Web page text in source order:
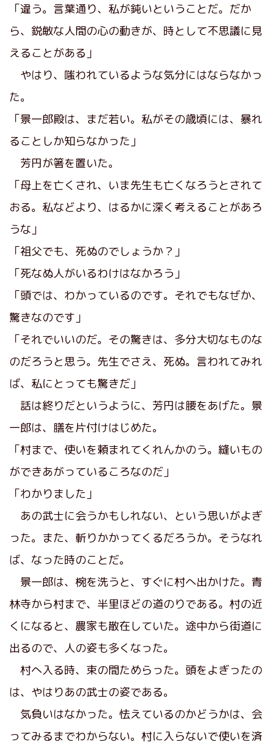
「違う。言葉通り、私が鈍いということだ。だか
ら、鋭敏な人間の心の動きが、時として不思議に見
えることがある」
やはり、嗤われているような気分にはならなかっ
た。
「景一郎殿は、まだ若い。私がその歳頃には、暴れ
ることしか知らなかった」
芳円が箸を置いた。
「母上を亡くされ、いま先生も亡くなろうとされて
おる。私などより、はるかに深く考えることがあろ
うな」
「祖父でも、死ぬのでしょうか？」
「死なぬ人がいるわけはなかろう」
「頭では、わかっているのです。それでもなぜか、
驚きなのです」
「それでいいのだ。その驚きは、多分大切なものな
のだろうと思う。先生でさえ、死ぬ。言われてみれ
ば、私にとっても驚きだ」
話は終りだというように、芳円は腰をあげた。景
一郎は、膳を片付けはじめた。
「村まで、使いを頼まれてくれんかのう。縫いもの
ができあがっているころなのだ」
「わかりました」
あの武士に会うかもしれない、という思いがよぎ
った。また、斬りかかってくるだろうか。そうなれ
ば、なった時のことだ。
景一郎は、椀を洗うと、すぐに村へ出かけた。青
林寺から村まで、半里ほどの道のりである。村の近
くになると、農家も散在していた。途中から街道に
出るので、人の姿も多くなった。
村へ入る時、束の間ためらった。頭をよぎったの
は、やはりあの武士の姿である。
気負いはなかった。怯えているのかどうかは、会
ってみるまでわからない。村に入らないで使いを済